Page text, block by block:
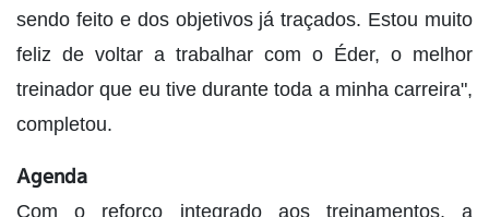
sendo feito e dos objetivos já traçados. Estou muito
feliz de voltar a trabalhar com o Éder, o melhor
treinador que eu tive durante toda a minha carreira",
completou.
Agenda
Com o reforço integrado aos treinamentos, a